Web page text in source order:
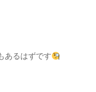
あるはずです